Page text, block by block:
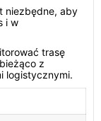
niezbędne, aby
i w
trasę
z
logistycznymi.